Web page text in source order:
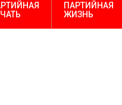
ПАРТИЙНАЯ
ЖИЗНЬ